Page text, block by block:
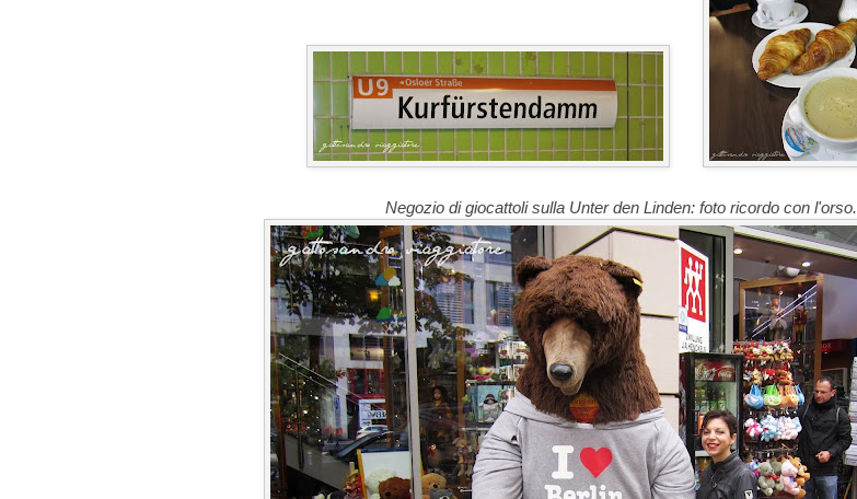
Negozio di giocattoli sulla Unter den Linden: foto ricordo con l'orso.